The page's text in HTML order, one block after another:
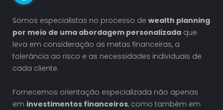
Somos especialistas no processo dewealth planning
por meio de uma abordagem personalizada que
leva em consideração as metas financeiras, a
tolerância ao risco e as necessidades individuais de
cada cliente.
Fornecemos orientação especializada não apenas
em investimentos financeiros, como também em